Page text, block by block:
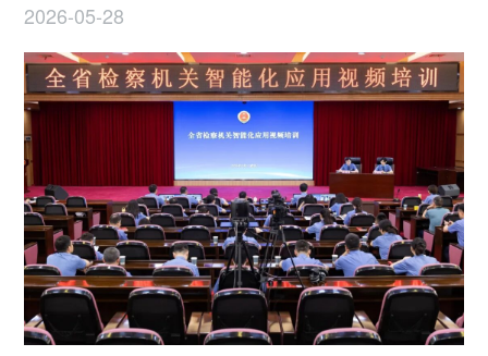
2026-05-28